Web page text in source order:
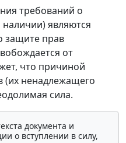
требований о
являются
защите прав
от
что причиной
(их ненадлежащего
сила.
документа и
о вступлении в силу,